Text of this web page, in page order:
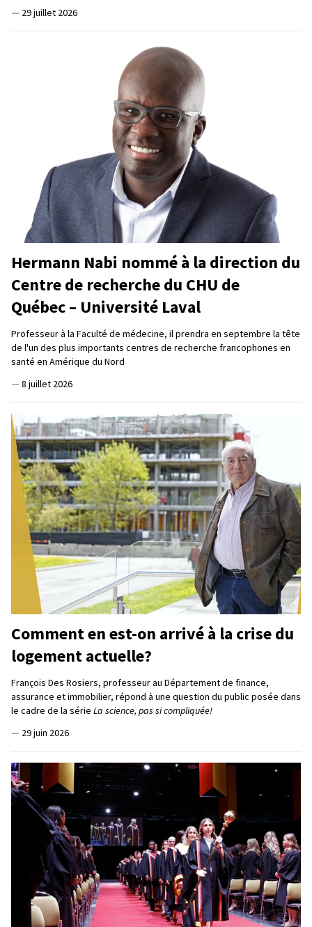
— 29 juillet 2026
Hermann Nabi nommé à la direction du
Centre de recherche du CHU de
Québec – Université Laval
Professeur à la Faculté de médecine, il prendra en septembre la tête
de l'un des plus importants centres de recherche francophones en
santé en Amérique du Nord
— 8 juillet 2026
Comment en est-on arrivé à la crise du
logement actuelle?
François Des Rosiers, professeur au Département de finance,
assurance et immobilier, répond à une question du public posée dans
le cadre de la série La science, pas si compliquée!
— 29 juin 2026